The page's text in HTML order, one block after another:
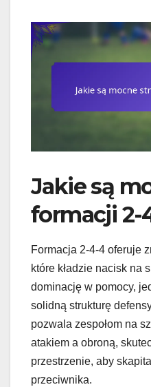
Jakie są
formacji 2-
Formacja 2-4-4 oferuje
które kładzie nacisk na
dominację w pomocy,
solidną strukturę
pozwala zespołom na
atakiem a obroną,
przestrzenie, aby
przeciwnika.